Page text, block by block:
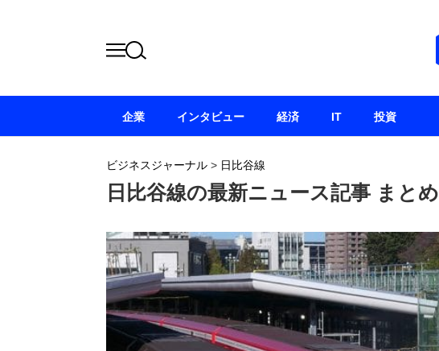
ビジネスジャーナル > 日比谷線
日比谷線の最新ニュース記事 まとめ
企業 インタビュー 経済 IT 投資